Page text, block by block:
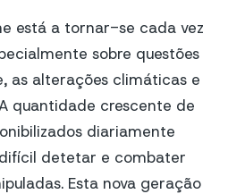
está a tornar-se cada vez
sobre questões
as alterações climáticas e
quantidade crescente de
diariamente
detetar e combater
Esta nova geração